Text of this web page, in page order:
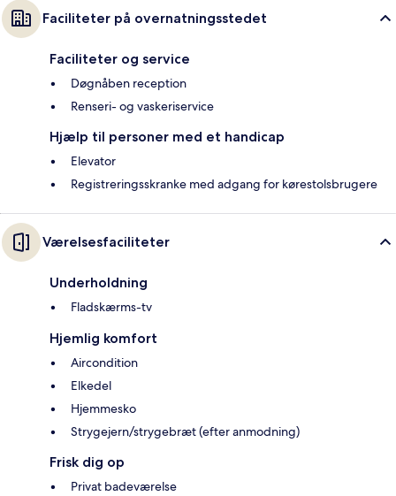
Faciliteter på overnatningsstedet
Faciliteter og service
Døgnåben reception
Renseri- og vaskeriservice
Hjælp til personer med et handicap
Elevator
Registreringsskranke med adgang for kørestolsbrugere
Værelsesfaciliteter
Underholdning
Fladskærms-tv
Hjemlig komfort
Aircondition
Elkedel
Hjemmesko
Strygejern/strygebræt (efter anmodning)
Frisk dig op
Privat badeværelse